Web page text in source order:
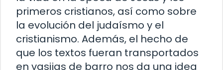
primeros cristianos, así como sobre
la evolución del judaísmo y el
cristianismo. Además, el hecho de
que los textos fueran transportados
en vasijas de barro nos da una idea